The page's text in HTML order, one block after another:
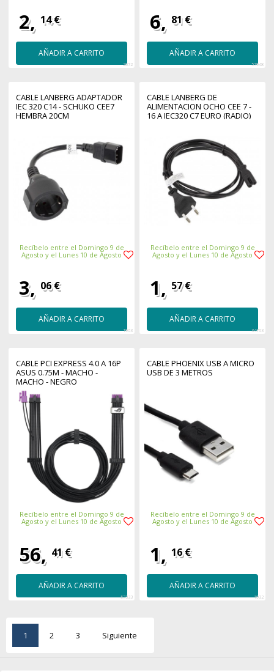
2, 14 €
AÑADIR A CARRITO
2072
6, 81 €
AÑADIR A CARRITO
57948
CABLE LANBERG ADAPTADOR
IEC 320 C14 - SCHUKO CEE7
HEMBRA 20CM
Recíbelo entre el Domingo 9 de
Agosto y el Lunes 10 de Agosto
3, 06 €
AÑADIR A CARRITO
1963
CABLE LANBERG DE
ALIMENTACION OCHO CEE 7 -
16 A IEC320 C7 EURO (RADIO)
Recíbelo entre el Domingo 9 de
Agosto y el Lunes 10 de Agosto
1, 57 €
AÑADIR A CARRITO
34763
CABLE PCI EXPRESS 4.0 A 16P
ASUS 0.75M - MACHO -
MACHO - NEGRO
Recíbelo entre el Domingo 9 de
Agosto y el Lunes 10 de Agosto
56, 41 €
AÑADIR A CARRITO
57333
CABLE PHOENIX USB A MICRO
USB DE 3 METROS
Recíbelo entre el Domingo 9 de
Agosto y el Lunes 10 de Agosto
1, 16 €
AÑADIR A CARRITO
1932
1 2 3 Siguiente